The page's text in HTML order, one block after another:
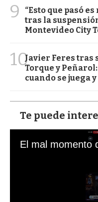
9
“Esto que pasó
tras la
Montevideo City
10Javier Feres tras
Torque y Peñarol:
cuando se juega
Te puede